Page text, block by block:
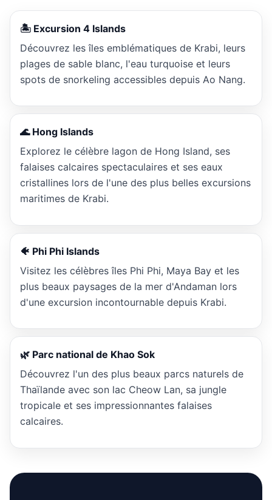
🏝️ Excursion 4 Islands
Découvrez les îles emblématiques de Krabi, leurs
plages de sable blanc, l'eau turquoise et leurs
spots de snorkeling accessibles depuis Ao Nang.
🌊 Hong Islands
Explorez le célèbre lagon de Hong Island, ses
falaises calcaires spectaculaires et ses eaux
cristallines lors de l'une des plus belles excursions
maritimes de Krabi.
🐠 Phi Phi Islands
Visitez les célèbres îles Phi Phi, Maya Bay et les
plus beaux paysages de la mer d'Andaman lors
d'une excursion incontournable depuis Krabi.
🌿 Parc national de Khao Sok
Découvrez l'un des plus beaux parcs naturels de
Thaïlande avec son lac Cheow Lan, sa jungle
tropicale et ses impressionnantes falaises
calcaires.